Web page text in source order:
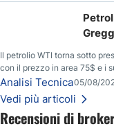
Recensioni di
Il petrolio WTI torna sotto
con il prezzo in area 75$ e i
ribasso potrà estendersi
Analisi Tecnica05/08/
Vedi più articoli